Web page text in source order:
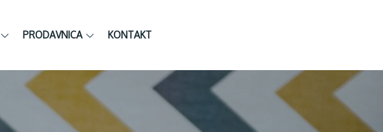
PRODAVNICA KONTAKT